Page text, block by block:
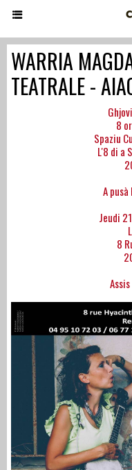
WARRIA
TEATRALE -
8
Spaziu
L'8 di a
A
Jeudi
8